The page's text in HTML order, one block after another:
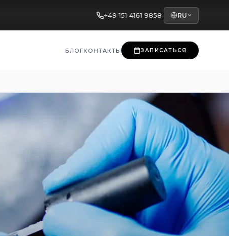
+49 151 4161 9858 RU
БЛОГКОНТАКТЫ ЗАПИСАТЬСЯ